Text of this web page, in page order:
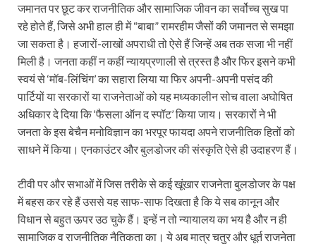
जमानत पर छूट कर राजनीतिक और सामाजिक जीवन का सर्वोच्च सुख पा
रहे होते हैं, जिसे अभी हाल ही में “बाबा” रामरहीम जैसों की जमानत से समझा
जा सकता है। हजारों-लाखों अपराधी तो ऐसे हैं जिन्हें अब तक सजा भी नहीं
मिली है। जनता कहीं न कहीं न्यायप्रणाली से त्रस्त है और फिर इसने कभी
स्वयं से ‘मॉब-लिंचिंग’ का सहारा लिया या फिर अपनी-अपनी पसंद की
पार्टियों या सरकारों या राजनेताओं को यह मध्यकालीन सोच वाला अघोषित
अधिकार दे दिया कि ‘फैसला ऑन द स्पॉट’ किया जाय। सरकारों ने भी
जनता के इस बेचैन मनोविज्ञान का भरपूर फायदा अपने राजनीतिक हितों को
साधने में किया। एनकाउंटर और बुलडोजर की संस्कृति ऐसे ही उदाहरण हैं।
टीवी पर और सभाओं में जिस तरीके से कई खूंखार राजनेता बुलडोजर के पक्ष
में बहस कर रहे हैं उससे यह साफ-साफ दिखता है कि ये सब कानून और
विधान से बहुत ऊपर उठ चुके हैं। इन्हें न तो न्यायालय का भय है और न ही
सामाजिक व राजनीतिक नैतिकता का। ये अब मात्र चतुर और धूर्त राजनेता